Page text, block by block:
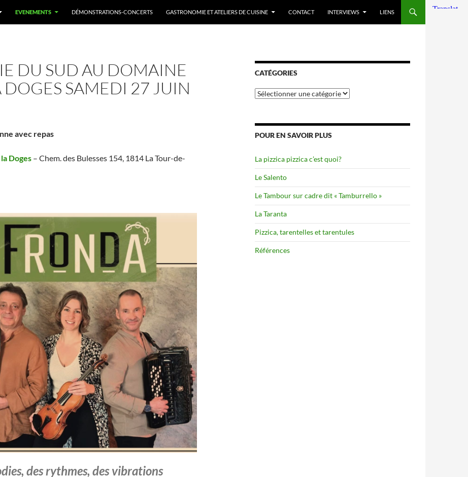
EVENEMENTS DÉMONSTRATIONS-CONCERTS GASTRONOMIE ET ATELIERS DE CUISINE CONTACT INTERVIEWS LIENS
DU SUD AU DOMAINE
DOGES SAMEDI 27 JUIN
avec repas
Doges – Chem. des Bulesses 154, 1814 La Tour-de-
des rythmes, des vibrations
CATÉGORIES
Catégories
POUR EN SAVOIR PLUS
La pizzica pizzica c’est quoi?
Le Salento
Le Tambour sur cadre dit « Tamburrello »
La Taranta
Pizzica, tarentelles et tarentules
Références